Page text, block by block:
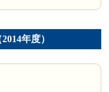
年度）